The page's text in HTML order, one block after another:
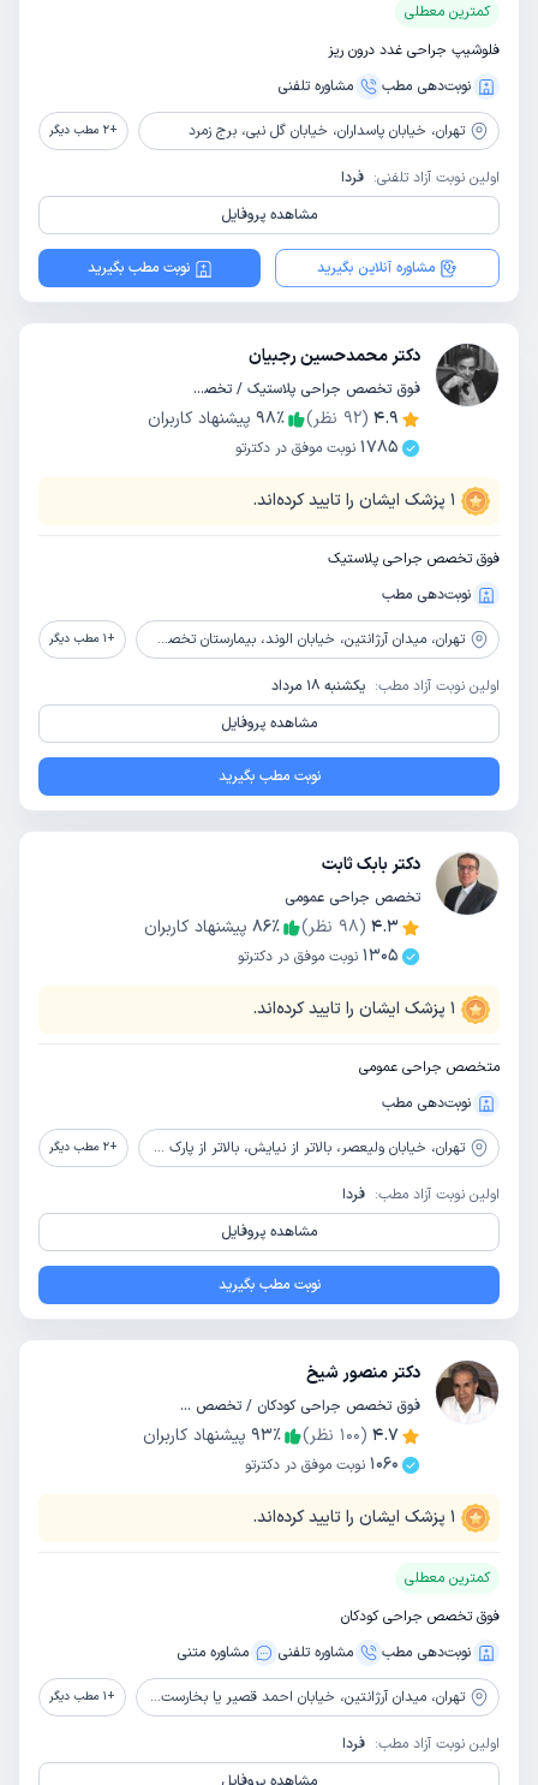
کمترین معطلی
فلوشیپ جراحی غدد درون ریز
نوبت‌دهی مطب
مشاوره‌ تلفنی
تهران، خیابان پاسداران، خیابان گل نبی، برج زمرد +
2 مطب دیگر
اولین نوبت آزاد تلفنی: فردا
مشاهده پروفایل
مشاوره آنلاین بگیرید نوبت مطب بگیرید
دکتر محمدحسین رجبیان
فوق تخصص جراحی پلاستیک / تخصص جراحی عمومی
4.9
(
92 نظر) 98٪
پیشنهاد کاربران
1785 نوبت موفق در دکترتو
1 پزشک ایشان را تایید کرده‌اند.
فوق تخصص جراحی پلاستیک
نوبت‌دهی مطب
تهران، میدان آرژانتین، خیابان الوند، بیمارستان تخصصی و فوق تخصصی کسری تهران +
1 مطب دیگر
اولین نوبت آزاد مطب: یکشنبه 18 مرداد
مشاهده پروفایل
نوبت مطب بگیرید
دکتر بابک ثابت
تخصص جراحی عمومی
4.3
(
98 نظر) 86٪
پیشنهاد کاربران
1305 نوبت موفق در دکترتو
1 پزشک ایشان را تایید کرده‌اند.
متخصص جراحی عمومی
نوبت‌دهی مطب
تهران، خیابان ولیعصر، بالاتر از نیایش، بالاتر از پارک ملت، روبروی ایستگاه خبرنگاران برج جم، طبقه 1، واحد 6 +
2 مطب دیگر
اولین نوبت آزاد مطب: فردا
مشاهده پروفایل
نوبت مطب بگیرید
دکتر منصور شیخ
فوق تخصص جراحی کودکان / تخصص جراحی عمومی
4.7
(
100 نظر) 93٪
پیشنهاد کاربران
1060 نوبت موفق در دکترتو
1 پزشک ایشان را تایید کرده‌اند.
کمترین معطلی
فوق تخصص جراحی کودکان
نوبت‌دهی مطب
مشاوره‌ تلفنی مشاوره‌ متنی
تهران، میدان آرژانتین، خیابان احمد قصیر یا بخارست ، خیابان دوم ، ساختمان ۳ ، طبقه ۳ +
1 مطب دیگر
اولین نوبت آزاد مطب: فردا